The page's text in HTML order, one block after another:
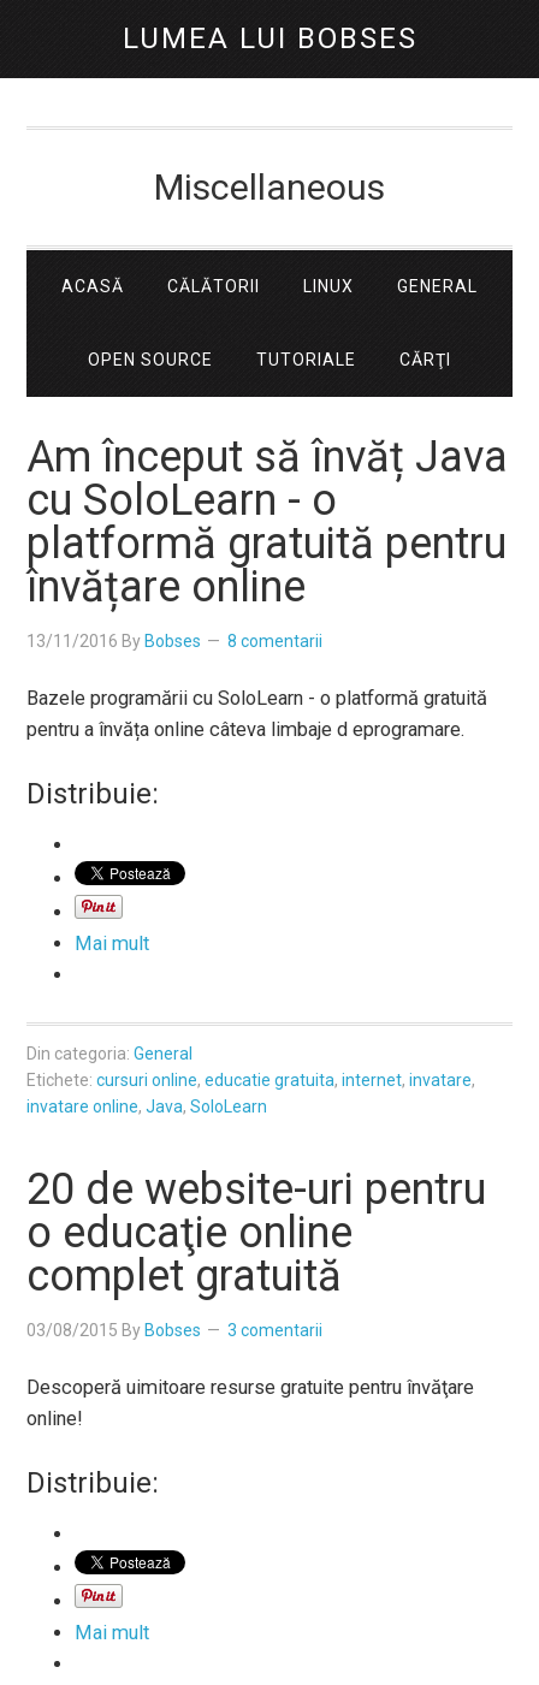
LUMEA LUI BOBSES
Miscellaneous
ACASĂ CĂLĂTORII LINUX GENERAL
OPEN SOURCE TUTORIALE CĂRŢI
Am început să învăț Java
cu SoloLearn - o
platformă gratuită pentru
învățare online
13/11/2016 By Bobses 8 comentarii
Bazele programării cu SoloLearn - o platformă gratuită
pentru a învăța online câteva limbaje d eprogramare.
Distribuie:
Mai mult
Din categoria:General
Etichete:cursuri online,educatie gratuita,internet,invatare,
invatare online,Java,SoloLearn
20 de website-uri pentru
o educaţie online
complet gratuită
03/08/2015 By Bobses 3 comentarii
Descoperă uimitoare resurse gratuite pentru învăţare
online!
Distribuie:
Mai mult